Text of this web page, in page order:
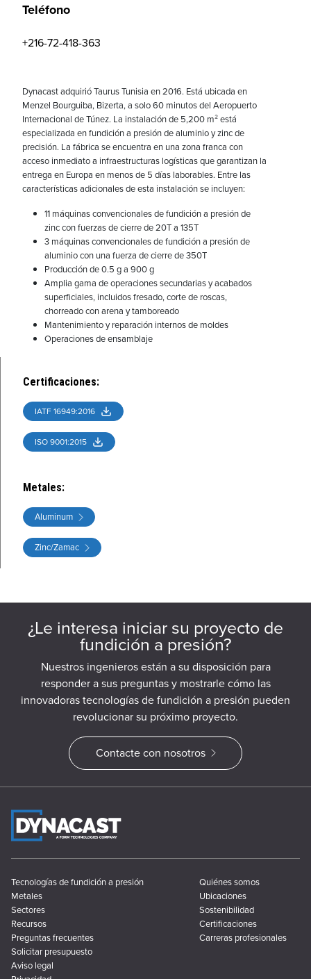
Teléfono
+216-72-418-363
Dynacast adquirió Taurus Tunisia en 2016. Está ubicada en
Menzel Bourguiba, Bizerta, a solo 60 minutos del Aeropuerto
Internacional de Túnez. La instalación de 5,200 m² está
especializada en fundición a presión de aluminio y zinc de
precisión. La fábrica se encuentra en una zona franca con
acceso inmediato a infraestructuras logísticas que garantizan la
entrega en Europa en menos de 5 días laborables. Entre las
características adicionales de esta instalación se incluyen:
11 máquinas convencionales de fundición a presión de
zinc con fuerzas de cierre de 20T a 135T
3 máquinas convencionales de fundición a presión de
aluminio con una fuerza de cierre de 350T
Producción de 0.5 g a 900 g
Amplia gama de operaciones secundarias y acabados
superficiales, incluidos fresado, corte de roscas,
chorreado con arena y tamboreado
Mantenimiento y reparación internos de moldes
Operaciones de ensamblaje
Certificaciones:
IATF 16949:2016
ISO 9001:2015
Metales:
Aluminum
Zinc/Zamac
¿Le interesa iniciar su proyecto de
fundición a presión?
Nuestros ingenieros están a su disposición para
responder a sus preguntas y mostrarle cómo las
innovadoras tecnologías de fundición a presión pueden
revolucionar su próximo proyecto.
Contacte con nosotros
Tecnologías de fundición a presión
Metales
Sectores
Recursos
Preguntas frecuentes
Quiénes somos
Ubicaciones
Sostenibilidad
Certificaciones
Carreras profesionales
Solicitar presupuesto
Aviso legal